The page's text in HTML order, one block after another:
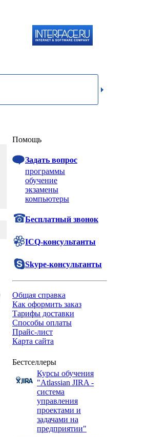
Помощь
Задать вопрос
программы
обучение
экзамены
компьютеры
Бесплатный звонок
ICQ-консультанты
Skype-консультанты
Общая справка
Как оформить заказ
Тарифы доставки
Способы оплаты
Прайс-лист
Карта сайта
Бестселлеры
Курсы обучения
"Atlassian JIRA -
система
управления
проектами и
задачами на
предприятии"